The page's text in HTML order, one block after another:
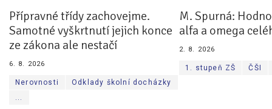
Přípravné třídy zachovejme.
Samotné vyškrtnutí jejich konce
ze zákona ale nestačí
6. 8. 2026
Nerovnosti
Odklady školní docházky
...
M. Spurná:
alfa a omega
2. 8. 2026
1. stupeň ZŠ ČŠI